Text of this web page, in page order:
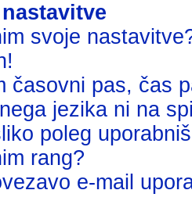
svoje
časovni pas, čas
jezika ni na
poleg
rang?
e-mail